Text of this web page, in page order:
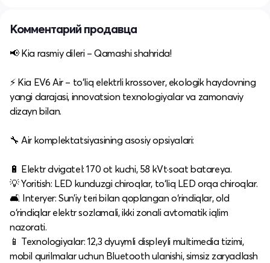
Комментарий продавца
📢 Kia rasmiy dileri – Qamashi shahrida!​
⚡ Kia EV6 Air – to‘liq elektrli krossover, ekologik haydovning
yangi darajasi, innovatsion texnologiyalar va zamonaviy
dizayn bilan.​
🔧 Air komplektatsiyasining asosiy opsiyalari:
🔋 Elektr dvigatel: 170 ot kuchi, 58 kVt·soat batareya.​
💡 Yoritish: LED kunduzgi chiroqlar, to‘liq LED orqa chiroqlar.​
🛋️ Interyer: Sun’iy teri bilan qoplangan o‘rindiqlar, old
o‘rindiqlar elektr sozlamali, ikki zonali avtomatik iqlim
nazorati.​
📱 Texnologiyalar: 12,3 dyuymli displeyli multimedia tizimi,
mobil qurilmalar uchun Bluetooth ulanishi, simsiz zaryadlash